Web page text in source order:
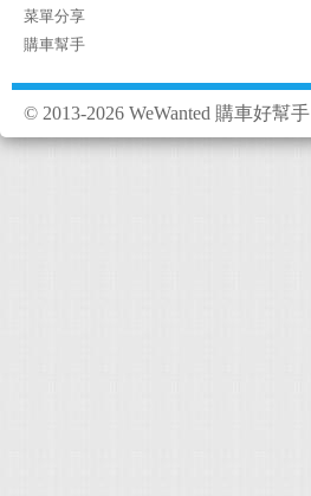
菜單分享
購車幫手
© 2013-2026 WeWanted 購車好幫手